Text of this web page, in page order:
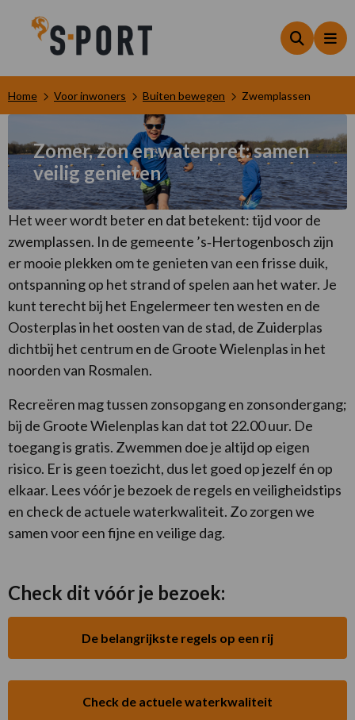
Zoeken
Home Voor inwoners Buiten bewegen Zwemplassen
Zomer, zon en waterpret: samen
veilig genieten
Het weer wordt beter en dat betekent: tijd voor de
zwemplassen. In de gemeente ’s‑Hertogenbosch zijn
er mooie plekken om te genieten van een frisse duik,
ontspanning op het strand of spelen aan het water. Je
kunt terecht bij het Engelermeer ten westen en de
Oosterplas in het oosten van de stad, de Zuiderplas
dichtbij het centrum en de Groote Wielenplas in het
noorden van Rosmalen.
Recreëren mag tussen zonsopgang en zonsondergang;
bij de Groote Wielenplas kan dat tot 22.00 uur. De
toegang is gratis. Zwemmen doe je altijd op eigen
risico. Er is geen toezicht, dus let goed op jezelf én op
elkaar. Lees vóór je bezoek de regels en veiligheidstips
en check de actuele waterkwaliteit. Zo zorgen we
samen voor een fijne en veilige dag.
Check dit vóór je bezoek:
De belangrijkste regels op een rij
Check de actuele waterkwaliteit